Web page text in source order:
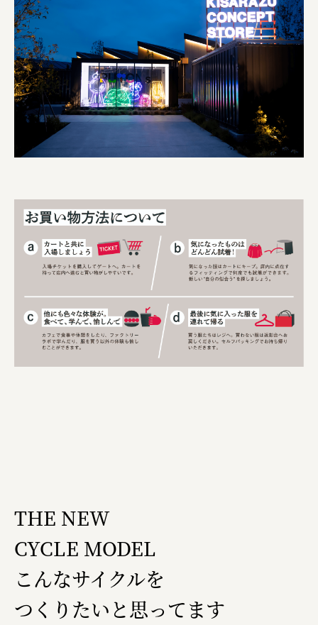
THE NEW
CYCLE MODEL
こんなサイクルを
つくりたいと思ってます